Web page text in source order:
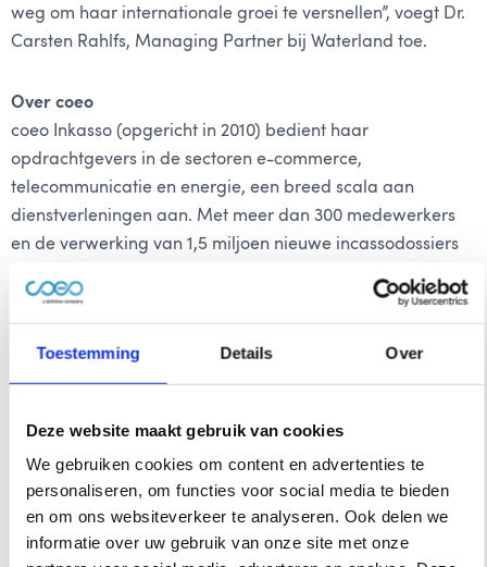
Toestemming Details Over
Deze website maakt gebruik van cookies
We gebruiken cookies om content en advertenties te
personaliseren, om functies voor social media te bieden
en om ons websiteverkeer te analyseren. Ook delen we
informatie over uw gebruik van onze site met onze
weg om haar internationale groei te versnellen”, voegt Dr.
Carsten Rahlfs, Managing Partner bij Waterland toe.
Over coeo
coeo Inkasso (opgericht in 2010) bedient haar
opdrachtgevers in de sectoren e-commerce,
telecommunicatie en energie, een breed scala aan
dienstverleningen aan. Met meer dan 300 medewerkers
en de verwerking van 1,5 miljoen nieuwe incassodossiers
incasso bedrijven in de DACH-regio. In februari 2018
verwierf Waterland een meerderheidsbelang in het bedrijf
en in het volgende jaar breidde coeo zich uit naar de
Oostenrijkse markt door de overname van KNP Financial
terwijl CIB profiteert van toegang tot een solide, breed
reikend netwerk.
Centraal Invorderings Bureau (CIB) is een innovatieve